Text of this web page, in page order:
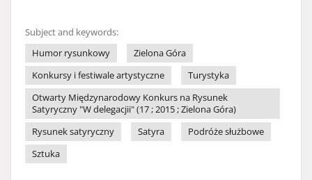
Subject and keywords:
Humor rysunkowy
Zielona Góra
Konkursy i festiwale artystyczne
Turystyka
Otwarty Międzynarodowy Konkurs na Rysunek
Satyryczny "W delegacjii" (17 ; 2015 ; Zielona Góra)
Rysunek satyryczny
Satyra
Podróże służbowe
Sztuka